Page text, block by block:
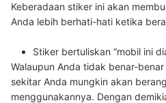
Keberadaan stiker ini akan
Anda lebih berhati-hati ketika
Stiker bertuliskan “mobil ini
Walaupun Anda tidak benar-
sekitar Anda mungkin akan
menggunakannya. Dengan